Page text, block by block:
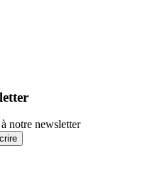
notre newsletter